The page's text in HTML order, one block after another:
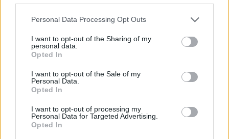
Personal Data Processing Opt Outs
I want to opt-out of the Sharing of my
personal data.
Opted In
I want to opt-out of the Sale of my
Personal Data.
Opted In
I want to opt-out of processing my
Personal Data for Targeted Advertising.
Opted In
χρηματοδοτούνται από εθνικούς πόρους σε τομείς όπως
η ενέργεια, οι σχετικές υποδομές και η ανθεκτικότητα
Περιθώριο για επιτάχυνση ενεργειακών
Η νέα δυνατότητα διευρύνει το περιθώριο αξιοποίησης
δημοσιονομικών πόρων για έργα που κρίνονται
απαραίτητα για την ενεργειακή μετάβαση και την